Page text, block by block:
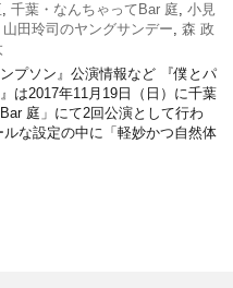
千葉・なんちゃってBar 庭 小見
山田玲司のヤングサンデー 森 政
ンプソン』公演情報など 『僕とパ
は2017年11月19日（日）に千葉
庭」にて2回公演として行わ
な設定の中に「軽妙かつ自然体